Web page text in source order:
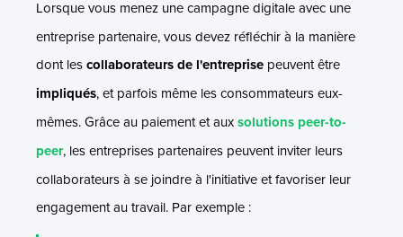
Lorsque vous menez une campagne digitale avec une
entreprise partenaire, vous devez réfléchir à la manière
dont lescollaborateurs de l'entreprise peuvent être
impliqués, et parfois même les consommateurs eux-
mêmes. Grâce au paiement et auxsolutions peer-to-
peer, les entreprises partenaires peuvent inviter leurs
collaborateurs à se joindre à l'initiative et favoriser leur
engagement au travail. Par exemple :